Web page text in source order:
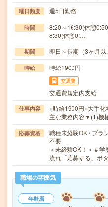
曜日頻度 週5日勤務
時間
8:20～16:30(休憩
8:30(休憩0:…
期間 即日～長期（3ヶ月
時給 時給1900円
交通費
交通費規定内支給
仕事内容
○時給1900円○大手
主な業務内容▼(1)機
応募資格
職種未経験OK / ブラ
不要
＜未経験OK！＞＃
流れ「応募する」ボ
職場の雰囲気
年齢層